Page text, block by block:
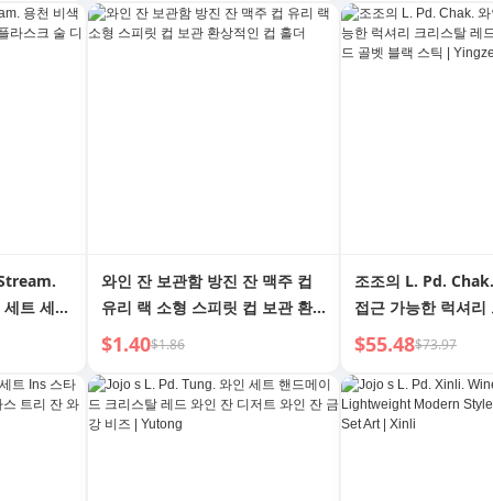
트 세트
와인 잔 보관함 방진 잔 맥주 컵
유리 랙 소형 스피릿 컵 보관 환
상적인 컵 홀더
$1.40$1.86
조조의 L. Pd.
접근 가능한 럭셔리
드 와인 잔 레드 로
스틱 | Yingze
$55.48$73.97